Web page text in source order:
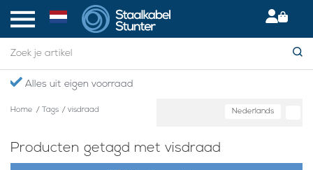
Alles uit eigen voorraad
Home / Tags / visdraad Nederlands
Producten getagd met visdraad